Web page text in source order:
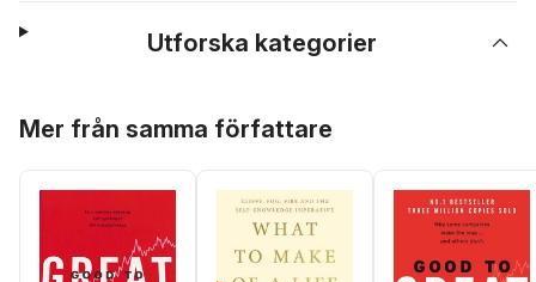
Utforska kategorier
Mer från samma författare